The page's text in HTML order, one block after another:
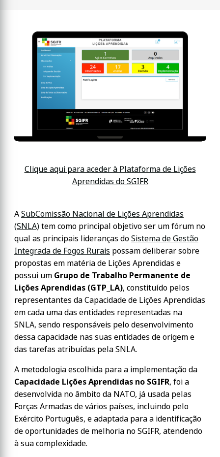
Clique aqui para aceder à Plataforma de Lições
Aprendidas do SGIFR
ASubComissão Nacional de Lições Aprendidas
(SNLA)tem como principal objetivo ser um fórum no
qual as principais lideranças doSistema de Gestão
Integrada de Fogos Rurais possam deliberar sobre
propostas em matéria de Lições Aprendidas e
possui um Grupo de Trabalho Permanente de
Lições Aprendidas (GTP_LA), constituído pelos
representantes da Capacidade de Lições Aprendidas
em cada uma das entidades representadas na
SNLA, sendo responsáveis pelo desenvolvimento
dessa capacidade nas suas entidades de origem e
das tarefas atribuídas pela SNLA.
A metodologia escolhida para a implementação da
Capacidade Lições Aprendidas no SGIFR, foi a
desenvolvida no âmbito da NATO, já usada pelas
Forças Armadas de vários países, incluindo pelo
Exército Português, e adaptada para a identificação
de oportunidades de melhoria no SGIFR, atendendo
à sua complexidade.